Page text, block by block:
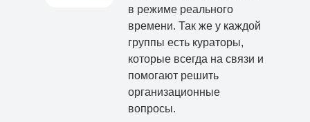
в режиме реального
времени. Так же у каждой
группы есть кураторы,
которые всегда на связи и
помогают решить
организационные
вопросы.